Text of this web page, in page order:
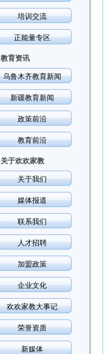
培训交流
正能量专区
教育资讯
乌鲁木齐教育新闻
新疆教育新闻
政策前沿
教育前沿
关于欢欢家教
关于我们
媒体报道
联系我们
人才招聘
加盟政策
企业文化
欢欢家教大事记
荣誉资质
新媒体